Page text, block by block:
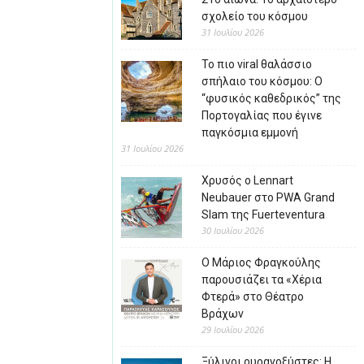
σχολείο του κόσμου
31 Ιουλίου 2026
Το πιο viral θαλάσσιο
σπήλαιο του κόσμου: Ο
“φυσικός καθεδρικός” της
Πορτογαλίας που έγινε
παγκόσμια εμμονή
31 Ιουλίου 2026
Χρυσός ο Lennart
Neubauer στο PWA Grand
Slam της Fuerteventura
30 Ιουλίου 2026
Ο Μάριος Φραγκούλης
παρουσιάζει τα «Χέρια
Φτερά» στο Θέατρο
Βράχων
29 Ιουλίου 2026